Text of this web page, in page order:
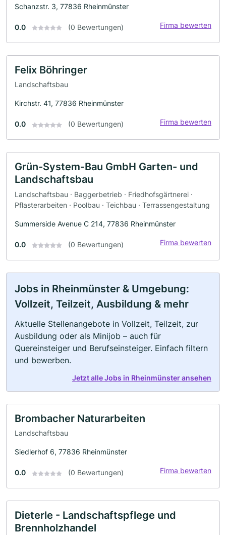
Schanzstr. 3, 77836 Rheinmünster
0.0 (0 Bewertungen) Firma bewerten
Felix Böhringer
Landschaftsbau
Kirchstr. 41, 77836 Rheinmünster
0.0 (0 Bewertungen) Firma bewerten
Grün-System-Bau GmbH Garten- und
Landschaftsbau
Landschaftsbau · Baggerbetrieb · Friedhofsgärtnerei ·
Pflasterarbeiten · Poolbau · Teichbau · Terrassengestaltung
Summerside Avenue C 214, 77836 Rheinmünster
0.0 (0 Bewertungen) Firma bewerten
Jobs in Rheinmünster & Umgebung:
Vollzeit, Teilzeit, Ausbildung & mehr
Aktuelle Stellenangebote in Vollzeit, Teilzeit, zur
Ausbildung oder als Minijob – auch für
Quereinsteiger und Berufseinsteiger. Einfach filtern
und bewerben.
Jetzt alle Jobs in Rheinmünster ansehen
Brombacher Naturarbeiten
Landschaftsbau
Siedlerhof 6, 77836 Rheinmünster
0.0 (0 Bewertungen) Firma bewerten
Dieterle - Landschaftspflege und
Brennholzhandel